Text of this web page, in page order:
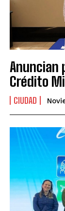
Anuncian
Crédito
CIUDAD